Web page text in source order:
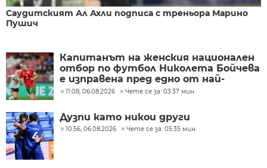
Саудитският Ал Ахли подписа с треньора Марино
Пушич
Капитанът на женския национален
отбор по футбол Николета Бойчева
е изправена пред едно от най-
трудните решения в своята
11:08, 06.08.2026 Чете се за: 03:37 мин.
Дузпи като никои други
10:56, 06.08.2026 Чете се за: 05:35 мин.